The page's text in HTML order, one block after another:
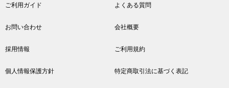
ご利用ガイド よくある質問
お問い合わせ 会社概要
採用情報 ご利用規約
個人情報保護方針 特定商取引法に基づく表記